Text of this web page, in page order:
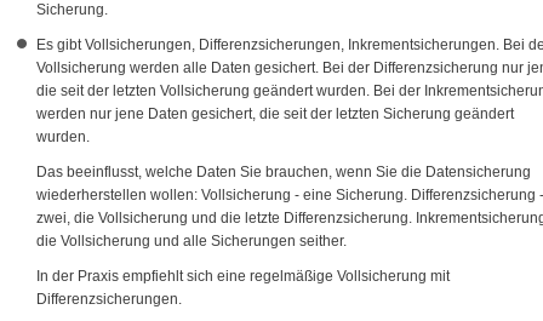
Sicherung.
Es gibt Vollsicherungen, Differenzsicherungen, Inkrementsicherungen. Bei
Vollsicherung werden alle Daten gesichert. Bei der Differenzsicherung nur
die seit der letzten Vollsicherung geändert wurden. Bei der
werden nur jene Daten gesichert, die seit der letzten Sicherung geändert
wurden.
Das beeinflusst, welche Daten Sie brauchen, wenn Sie die Datensicherung
wiederherstellen wollen: Vollsicherung - eine Sicherung. Differenzsicherung -
zwei, die Vollsicherung und die letzte Differenzsicherung.
die Vollsicherung und alle Sicherungen seither.
In der Praxis empfiehlt sich eine regelmäßige Vollsicherung mit
Differenzsicherungen.